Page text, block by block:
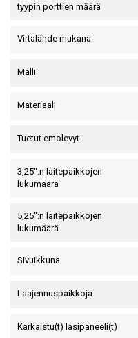
tyypin porttien määrä
Virtalähde mukana
Malli
Materiaali
Tuetut emolevyt
3,25":n laitepaikkojen
lukumäärä
5,25":n laitepaikkojen
lukumäärä
Sivuikkuna
Laajennuspaikkoja
Karkaistu(t) lasipaneeli(t)